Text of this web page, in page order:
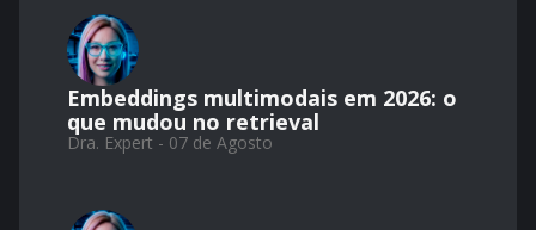
Embeddings multimodais em 2026: o
que mudou no retrieval
Dra. Expert - 07 de Agosto